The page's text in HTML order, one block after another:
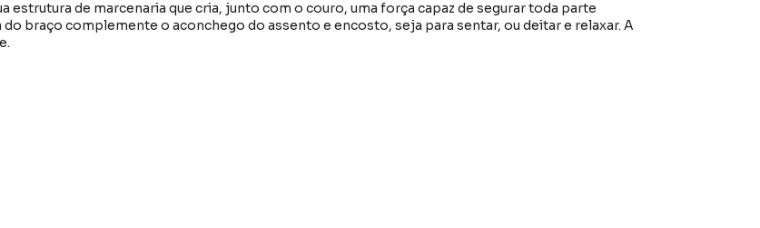
estrutura de marcenaria que cria, junto com o couro, uma força capaz de segurar toda parte
braço complemente o aconchego do assento e encosto, seja para sentar, ou deitar e relaxar. A